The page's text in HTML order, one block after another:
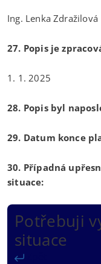
Potřebuji
situace
Ing. Lenka Zdražilová
27. Popis je
1. 1. 2025
28. Popis byl
29. Datum konce
30. Případná
situace: